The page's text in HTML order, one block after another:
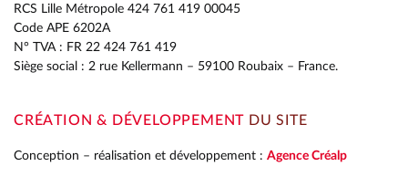
RCS Lille Métropole 424 761 419 00045
Code APE 6202A
N° TVA : FR 22 424 761 419
Siège social : 2 rue Kellermann – 59100 Roubaix – France.
CRÉATION & DÉVELOPPEMENT DU SITE
Conception – réalisation et développement : Agence Créalp